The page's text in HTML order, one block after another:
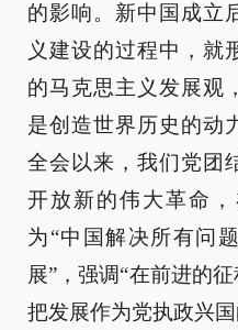
的影响。新中国成立
义建设的过程中，就
的马克思主义发展观
是创造世界历史的动
全会以来，我们党团
开放新的伟大革命
为“中国解决所有问
展”，强调“在前进的
把发展作为党执政兴国